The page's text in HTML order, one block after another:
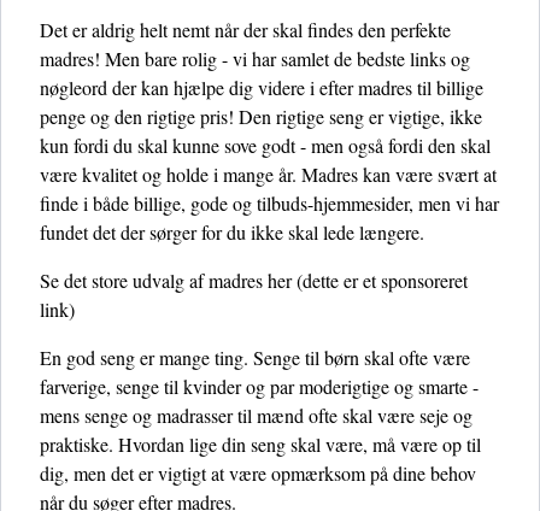
Det er aldrig helt nemt når der skal findes den perfekte
madres! Men bare rolig - vi har samlet de bedste links og
nøgleord der kan hjælpe dig videre i efter madres til billige
penge og den rigtige pris! Den rigtige seng er vigtige, ikke
kun fordi du skal kunne sove godt - men også fordi den skal
være kvalitet og holde i mange år. Madres kan være svært at
finde i både billige, gode og tilbuds-hjemmesider, men vi har
fundet det der sørger for du ikke skal lede længere.
Se det store udvalg af madres her(dette er et sponsoreret
link)
En god seng er mange ting. Senge til børn skal ofte være
farverige, senge til kvinder og par moderigtige og smarte -
mens senge og madrasser til mænd ofte skal være seje og
praktiske. Hvordan lige din seng skal være, må være op til
dig, men det er vigtigt at være opmærksom på dine behov
når du søger efter madres.